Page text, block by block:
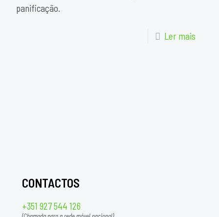
panificação.
Ler mais
CONTACTOS
+351 927 544 126